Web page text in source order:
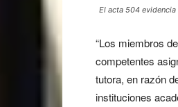
El acta 504
“Los miembros
competentes
tutora, en razón
instituciones